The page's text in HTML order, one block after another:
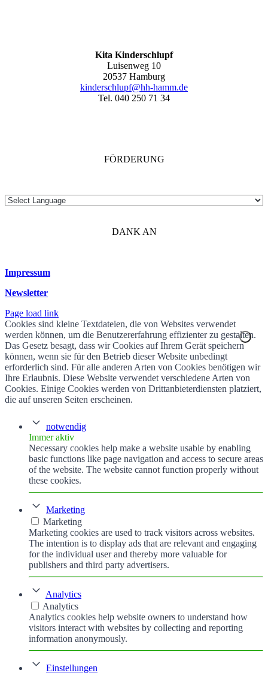
Kita Kinderschlupf
Luisenweg 10
20537 Hamburg
kinderschlupf@hh-hamm.de
Tel. 040 250 71 34
FÖRDERUNG
DANK AN
Impressum
Newsletter
Page load link
Cookies sind kleine Textdateien, die von Websites verwendet
werden können, um die Benutzererfahrung effizienter zu gestalten.
Das Gesetz besagt, dass wir Cookies auf Ihrem Gerät speichern
können, wenn sie für den Betrieb dieser Website unbedingt
erforderlich sind. Für alle anderen Arten von Cookies benötigen wir
Ihre Erlaubnis. Diese Website verwendet verschiedene Arten von
Cookies. Einige Cookies werden von Drittanbieterdiensten platziert,
die auf unseren Seiten erscheinen.
notwendig
Immer aktiv
Necessary cookies help make a website usable by enabling
basic functions like page navigation and access to secure areas
of the website. The website cannot function properly without
these cookies.
Marketing
Marketing
Marketing cookies are used to track visitors across websites.
The intention is to display ads that are relevant and engaging
for the individual user and thereby more valuable for
publishers and third party advertisers.
Analytics
Analytics
Analytics cookies help website owners to understand how
visitors interact with websites by collecting and reporting
information anonymously.
Einstellungen